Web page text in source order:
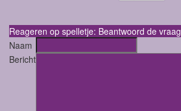
Reageren op spelletje: Beantwoord de vraag
Naam
Bericht